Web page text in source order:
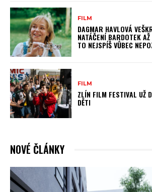
FILM
DAGMAR HAVLOVÁ
NATÁČENÍ BARDOTEK
TO NEJSPÍŠ VŮBEC
FILM
ZLÍN FILM FESTIVAL UŽ
DĚTI
NOVÉ ČLÁNKY